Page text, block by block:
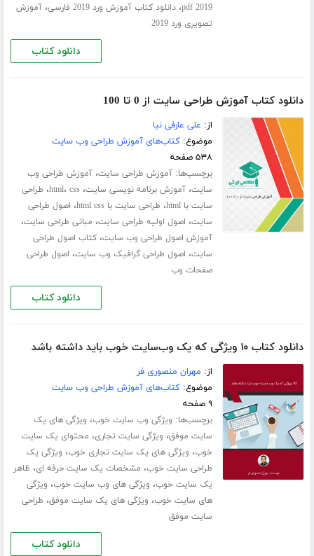
2019 pdf
،دانلود کتاب آموزش ورد 2019 فارسی ،آموزش
تصویری ورد 2019
دانلود کتاب
دانلود کتاب آموزش طراحی سایت از 0 تا 100
از: علی عارفی نیا
موضوع:کتاب‌های آموزش طراحی وب سایت
۵۳۸ صفحه
برچسب‌ها:آموزش طراحی سایت،آموزش طراحی وب
سایت،آموزش برنامه نویسی سایت، html، css ، طراحی
سایت با html
، طراحی سایت با html css ، اصول طراحی
سایت، اصول اولیه طراحی سایت، مبانی طراحی سایت،
آموزش اصول طراحی وب سایت،کتاب اصول طراحی
سایت، اصول طراحی گرافیک وب سایت، اصول طراحی
صفحات وب
دانلود کتاب
دانلود کتاب ۱۰ ویژگی که یک وب‌سایت خوب باید داشته باشد
از: مهران منصوری فر
موضوع:کتاب‌های آموزش طراحی وب سایت
۹ صفحه
برچسب‌ها: ویژگی وب سایت خوب، ویژگی های یک
سایت موفق، ویژگی سایت تجاری، محتوای یک سایت
خوب، ویژگی های یک سایت تجاری خوب، ویژگی یک
طراحی سایت خوب، مشخصات یک سایت حرفه ای، ظاهر
یک سایت خوب، ویژگی های وب سایت خوب، ویژگی
های سایت خوب، ویژگی های یک سایت موفق، طراحی
سایت موفق
دانلود کتاب